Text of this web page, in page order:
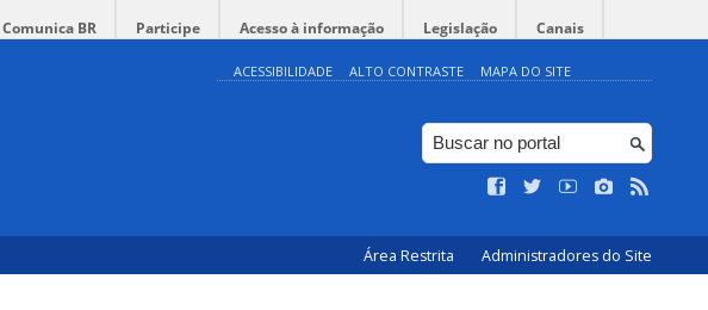
Comunica BR Participe Acesso à informação Legislação Canais
ACESSIBILIDADE ALTO CONTRASTE MAPA DO SITE
Área Restrita Administradores do Site